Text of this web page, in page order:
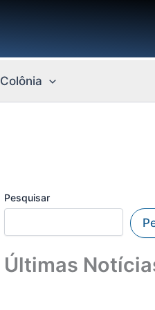
Colônia
Pesquisar
Últimas